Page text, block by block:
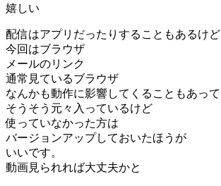
嬉しい
配信はアプリだったりすることもあるけど
今回はブラウザ
メールのリンク
通常見ているブラウザ
なんかも動作に影響してくることもあって
そうそう元々入っているけど
使っていなかった方は
バージョンアップしておいたほうが
いいです。
動画見られれば大丈夫かと